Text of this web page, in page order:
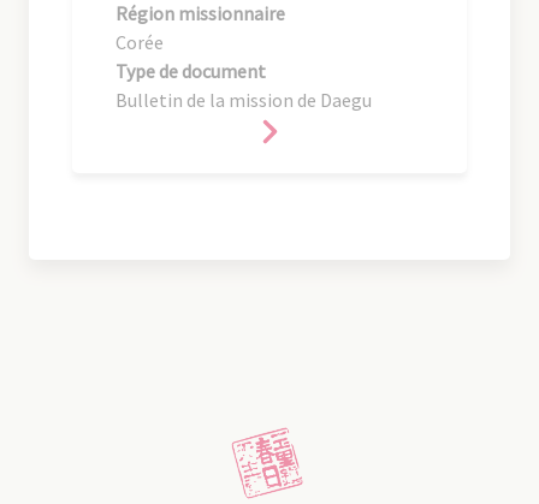
Région missionnaire
Corée
Type de document
Bulletin de la mission de Daegu